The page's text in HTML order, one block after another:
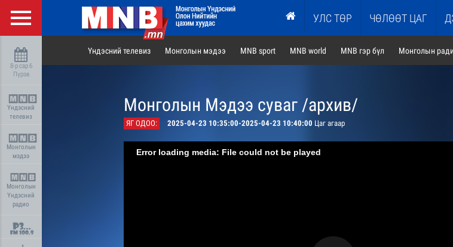
УЛС ТӨР ЧӨЛӨӨТ ЦАГ
8-р сар 6
Пүрэв
Үндэсний
телевиз
Монголын
мэдээ
Монголын
Үндэсний
радио
Үндэсний телевиз Монголын мэдээ MNB sport MNB world MNB гэр бүл Монголын
Монголын Мэдээ суваг /архив/
ЯГ ОДОО: 2025-04-23 10:35:00-2025-04-23 10:40:00 Цаг агаар
Error loading media: File could not be played